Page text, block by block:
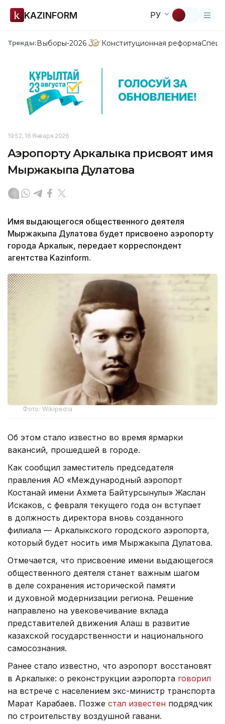
KAZINFORM РУ
Тренды:Выборы-2026 Конституционная реформа
19:52, 16 Января 2026
Аэропорту Аркалыка присвоят имя
Мыржакыпа Дулатова
Имя выдающегося общественного деятеля
Мыржакыпа Дулатова будет присвоено аэропорту
города Аркалык, передает корреспондент
агентства Kazinform.
Фото: Wikipedia
Об этом стало известно во время ярмарки
вакансий, прошедшей в городе.
Как сообщил заместитель председателя
правления АО «Международный аэропорт
Костанай имени Ахмета Байтурсынулы» Жаслан
Искаков, с февраля текущего года он вступает
в должность директора вновь созданного
филиала — Аркалыкского городского аэропорта,
который будет носить имя Мыржакыпа Дулатова.
Отмечается, что присвоение имени выдающегося
общественного деятеля станет важным шагом
в деле сохранения исторической памяти
и духовной модернизации региона. Решение
направлено на увековечивание вклада
представителей движения Алаш в развитие
казахской государственности и национального
самосознания.
Ранее стало известно, что аэропорт восстановят
в Аркалыке: о реконструкции аэропорта говорил
на встрече с населением экс-министр транспорта
Марат Карабаев. Позже стал известен подрядчик
по строительству воздушной гавани.